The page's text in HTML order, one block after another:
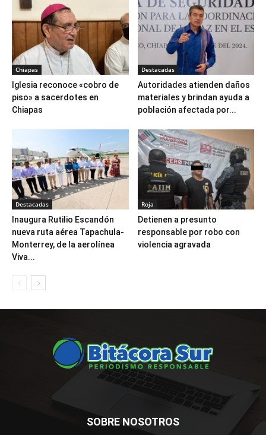
Chiapas
Iglesia reconoce «cobro de
piso» a sacerdotes en
Chiapas
Destacadas
Autoridades atienden daños
materiales y brindan ayuda a
población afectada por...
Destacadas
Inaugura Rutilio Escandón
nueva ruta aérea Tapachula-
Monterrey, de la aerolínea
Viva...
Roja
Detienen a presunto
responsable por robo con
violencia agravada
SOBRE NOSOTROS